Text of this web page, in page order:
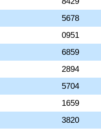
5678
0951
6859
2894
5704
1659
3820